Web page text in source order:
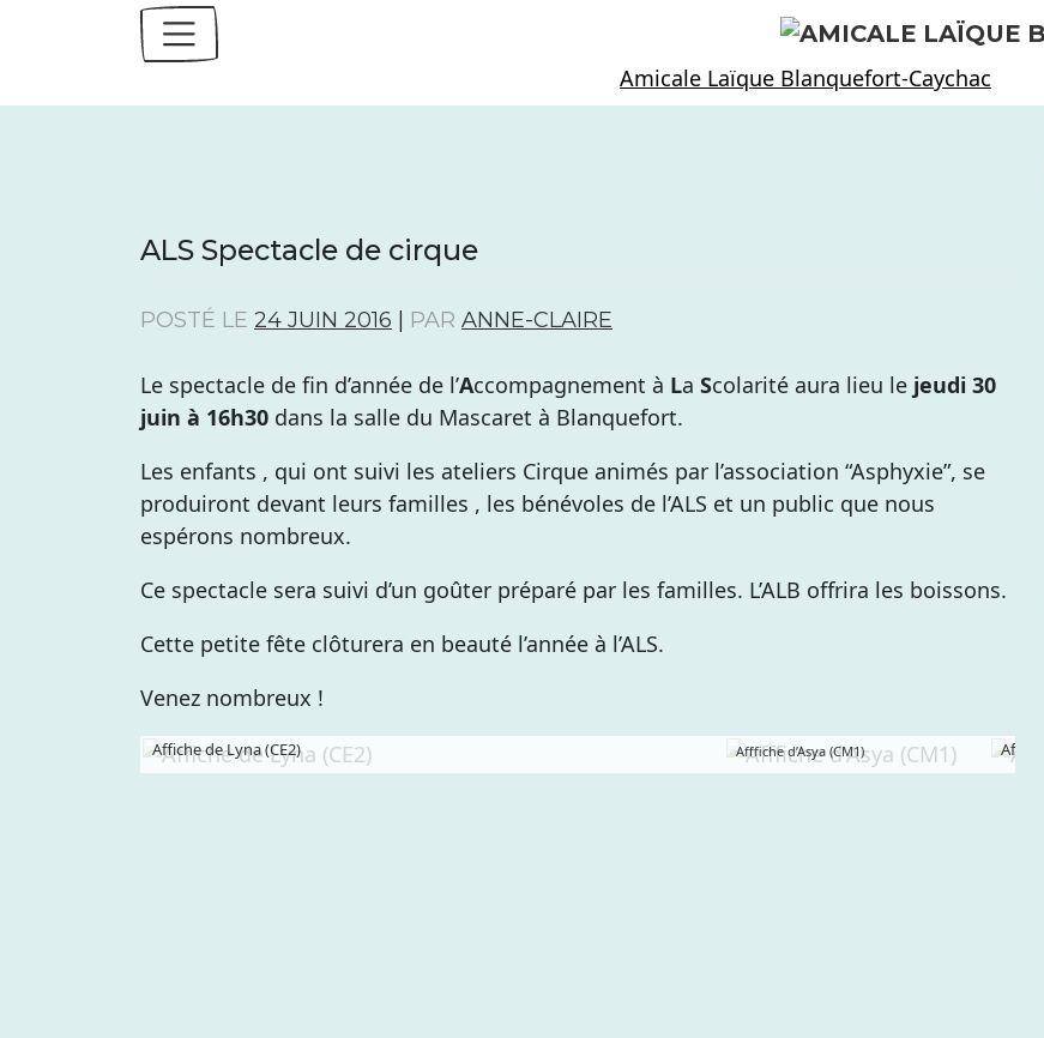
Amicale Laïque Blanquefort-Caychac
ALS Spectacle de cirque
POSTÉ LE 24 JUIN 2016 PAR ANNE-CLAIRE
Le spectacle de fin d’année de l’Accompagnement à La Scolarité aura lieu le jeudi 30
juin à 16h30 dans la salle du Mascaret à Blanquefort.
Les enfants , qui ont suivi les ateliers Cirque animés par l’association “Asphyxie”, se
produiront devant leurs familles , les bénévoles de l’ALS et un public que nous
espérons nombreux.
Ce spectacle sera suivi d’un goûter préparé par les familles. L’ALB offrira les boissons.
Cette petite fête clôturera en beauté l’année à l’ALS.
Venez nombreux !
Affiche de Lyna (CE2) Afffiche d’Asya (CM1)